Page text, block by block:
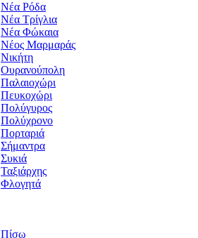
Νέα Ρόδα
Νέα Τρίγλια
Νέα Φώκαια
Νέος Μαρμαράς
Νικήτη
Ουρανούπολη
Παλαιοχώρι
Πευκοχώρι
Πολύγυρος
Πολύχρονο
Πορταριά
Σήμαντρα
Συκιά
Ταξιάρχης
Φλογητά
Πίσω